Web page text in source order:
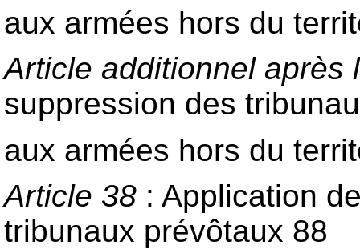
aux armées hors du
Article additionnel après
suppression des
aux armées hors du
Article 38 : Application
tribunaux prévôtaux 88